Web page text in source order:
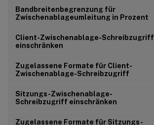
Bandbreitenbegrenzung für
Zwischenablageumleitung in Prozent
Client-Zwischenablage-Schreibzugriff
einschränken
Zugelassene Formate für Client-
Zwischenablage-Schreibzugriff
Sitzungs-Zwischenablage-
Schreibzugriff einschränken
Zugelassene Formate für Sitzungs-